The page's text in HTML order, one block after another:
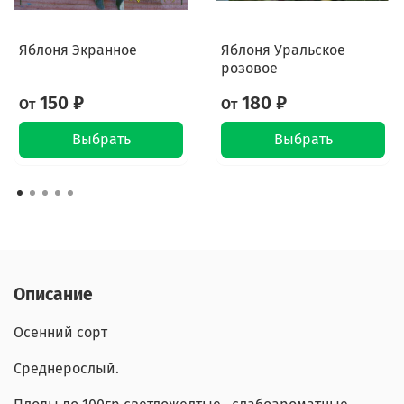
Яблоня Экранное
От150 ₽
Выбрать
Яблоня Уральское
розовое
От180 ₽
Выбрать
Описание
Осенний сорт
Среднерослый.